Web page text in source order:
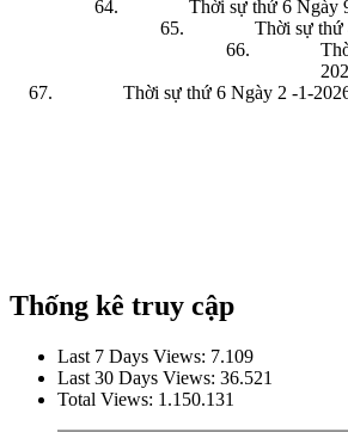
Thời sự thứ 6 Ngày
Thời sự thứ
Thời sự thứ 6 Ngày 2 -1-
Thống kê truy cập
Last 7 Days Views: 7.109
Last 30 Days Views: 36.521
Total Views: 1.150.131